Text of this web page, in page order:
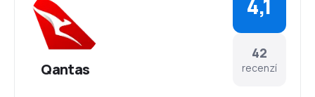
Qantas
42
recenzí
4,1